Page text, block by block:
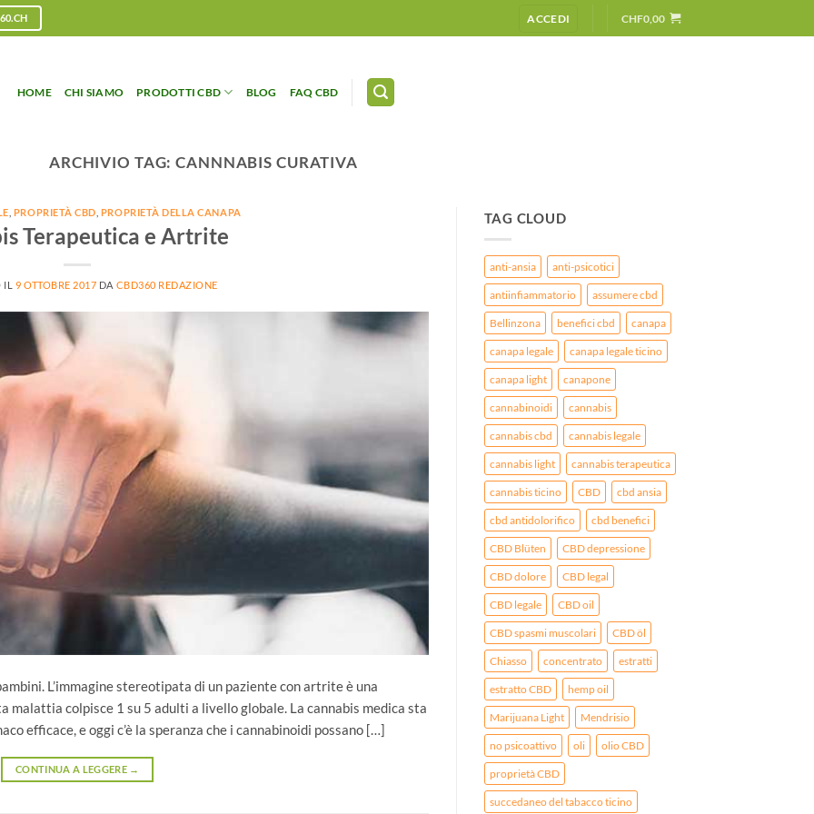
ACCEDI CHF0,00
HOME CHI SIAMO PRODOTTI CBD BLOG FAQ CBD
ARCHIVIO TAG:CANNNABIS CURATIVA
PROPRIETÀ CBD PROPRIETÀ DELLA CANAPA
Terapeutica e Artrite
9 OTTOBRE 2017 DA CBD360 REDAZIONE
L’immagine stereotipata di un paziente con artrite è una
malattia colpisce 1 su 5 adulti a livello globale. La cannabis medica sta
efficace, e oggi c’è la speranza che i cannabinoidi possano […]
CONTINUA A LEGGERE →
TAG CLOUD
anti-ansia anti-psicotici
antiinfiammatorio assumere cbd
Bellinzona benefici cbd canapa
canapa legale canapa legale ticino
canapa light canapone
cannabinoidi cannabis
cannabis cbd cannabis legale
cannabis light cannabis terapeutica
cannabis ticino CBD cbd ansia
cbd antidolorifico cbd benefici
CBD Blüten CBD depressione
CBD dolore CBD legal
CBD legale CBD oil
CBD spasmi muscolari CBD öl
Chiasso concentrato estratti
estratto CBD hemp oil
Marijuana Light Mendrisio
no psicoattivo oli olio CBD
proprietà CBD
succedaneo del tabacco ticino